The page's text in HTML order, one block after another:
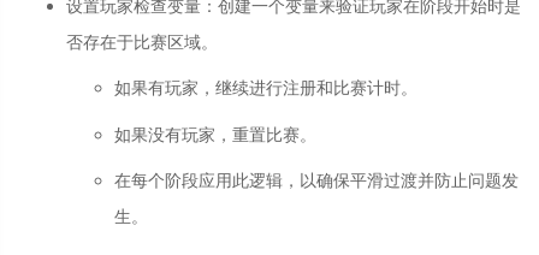
设置玩家检查变量 ： 创建一个变量来验证玩家在阶段开始时是
否存在于比赛区域。
如果有玩家，继续进行注册和比赛计时。
如果没有玩家，重置比赛。
在每个阶段应用此逻辑，以确保平滑过渡并防止问题发
生。